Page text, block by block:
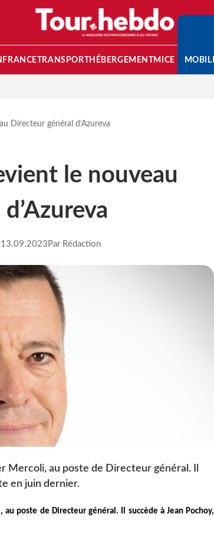
FRANCETRANSPORT HÉBERGEMENTMICE
Directeur général d’Azureva
le nouveau
13.09.2023 Par Rédaction
Mercoli, au poste de Directeur général. Il
en juin dernier.
poste de Directeur général. Il succède à Jean Pochoy,